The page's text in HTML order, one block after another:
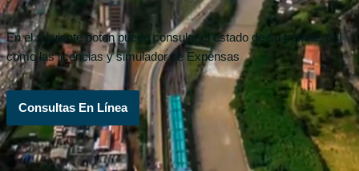
En el siguiente boton puede consular el estado de su trámite, así
como las licencias y simulador de Expensas
Consultas En Línea